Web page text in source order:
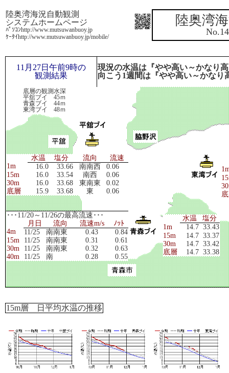
陸奥湾海況自動観測
システムホームページ
ﾊﾟｿｺﾝhttp://www.mutsuwanbuoy.jp
陸奥湾
ｹｰﾀｲhttp://www.mutsuwanbuoy.jp/mobile/
11月27日午前9時の
観測結果
現況の水温は『やや高い～かなり
向こう1週間は『やや高い～かな
底層の観測水深
平舘ブイ 45ｍ
青森ブイ 44ｍ
東湾ブイ 48ｍ
水温 塩分 流向
流速
1m
16.0 33.66 南南西
0.06
15m
16.0 33.54 南西
0.06
30m
16.0 33.68 東南東
0.02
底層
15.9 33.68 東 0.06
･･･11/20～11/26の最高流速･･･
月日
流向 流速m/s
ﾉｯﾄ
4m
11/25 南南東 0.43
0.84
15m
11/25 南南東 0.31
0.61
30m
11/25 南南東 0.32
0.63
40m
11/25 南 0.28 0.55
水温
塩分
1m
14.7 33.43
15m
14.7 33.37
30m
14.7 33.42
底層
14.7 33.38
15m層 日平均水温の推移